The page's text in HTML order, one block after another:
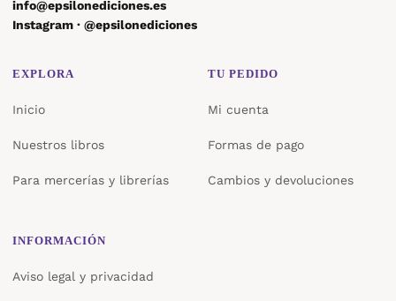
info@epsilonediciones.es
Instagram · @epsilonediciones
EXPLORA
Inicio
Nuestros libros
Para mercerías y librerías
TU PEDIDO
Mi cuenta
Formas de pago
Cambios y devoluciones
INFORMACIÓN
Aviso legal y privacidad